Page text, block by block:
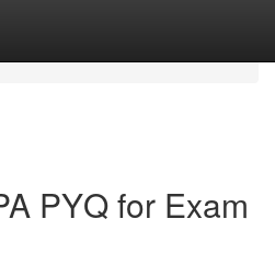
PYQ for Exam